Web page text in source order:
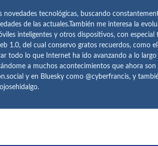
novedades tecnológicas, buscando
de las actuales.También me interesa la
inteligentes y otros dispositivos, con
1.0, del cual conservo gratos recuerdos, como
todo lo que Internet ha ido avanzando a lo largo
a muchos acontecimientos que ahora
y en Bluesky como @cyberfrancis, y